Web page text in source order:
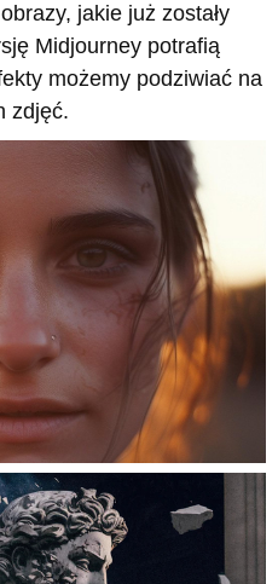
jakie już zostały
Midjourney potrafią
możemy podziwiać na
zdjęć.